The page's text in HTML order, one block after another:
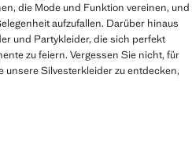
die Mode und Funktion vereinen, und
aufzufallen. Darüber hinaus
und Partykleider, die sich perfekt
zu feiern. Vergessen Sie nicht, für
Silvesterkleider zu entdecken,